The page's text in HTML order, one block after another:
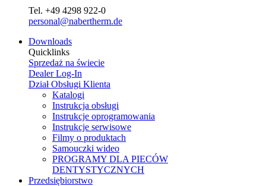
Tel. +49 4298 922-0
personal@nabertherm.de
Downloads
Quicklinks
Sprzedaż na świecie
Dealer Log-In
Dział Obsługi Klienta
Katalogi
Instrukcja obsługi
Instrukcje oprogramowania
Instrukcje serwisowe
Filmy o produktach
Samouczki wideo
PROGRAMY DLA PIECÓW
DENTYSTYCZNYCH
Przedsiębiorstwo